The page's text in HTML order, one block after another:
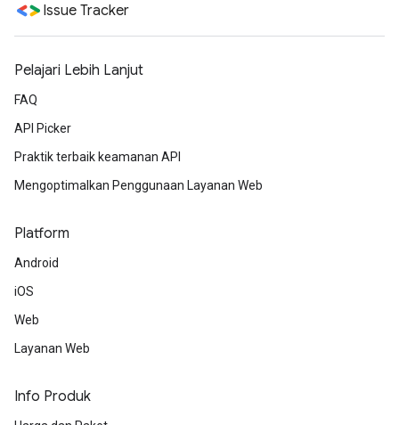
Issue Tracker
Pelajari Lebih Lanjut
FAQ
API Picker
Praktik terbaik keamanan API
Mengoptimalkan Penggunaan Layanan Web
Platform
Android
iOS
Web
Layanan Web
Info Produk